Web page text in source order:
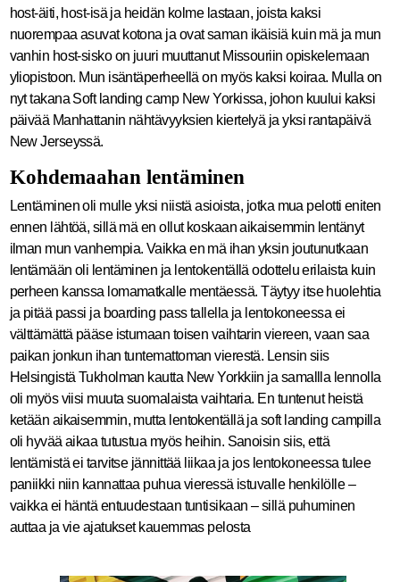
host-äiti, host-isä ja heidän kolme lastaan, joista kaksi
nuorempaa asuvat kotona ja ovat saman ikäisiä kuin mä ja mun
vanhin host-sisko on juuri muuttanut Missouriin opiskelemaan
yliopistoon. Mun isäntäperheellä on myös kaksi koiraa. Mulla on
nyt takana Soft landing camp New Yorkissa, johon kuului kaksi
päivää Manhattanin nähtävyyksien kiertelyä ja yksi rantapäivä
New Jerseyssä.
Kohdemaahan lentäminen
Lentäminen oli mulle yksi niistä asioista, jotka mua pelotti eniten
ennen lähtöä, sillä mä en ollut koskaan aikaisemmin lentänyt
ilman mun vanhempia. Vaikka en mä ihan yksin joutunutkaan
lentämään oli lentäminen ja lentokentällä odottelu erilaista kuin
perheen kanssa lomamatkalle mentäessä. Täytyy itse huolehtia
ja pitää passi ja boarding pass tallella ja lentokoneessa ei
välttämättä pääse istumaan toisen vaihtarin viereen, vaan saa
paikan jonkun ihan tuntemattoman vierestä. Lensin siis
Helsingistä Tukholman kautta New Yorkkiin ja samallla lennolla
oli myös viisi muuta suomalaista vaihtaria. En tuntenut heistä
ketään aikaisemmin, mutta lentokentällä ja soft landing campilla
oli hyvää aikaa tutustua myös heihin. Sanoisin siis, että
lentämistä ei tarvitse jännittää liikaa ja jos lentokoneessa tulee
paniikki niin kannattaa puhua vieressä istuvalle henkilölle –
vaikka ei häntä entuudestaan tuntisikaan – sillä puhuminen
auttaa ja vie ajatukset kauemmas pelosta